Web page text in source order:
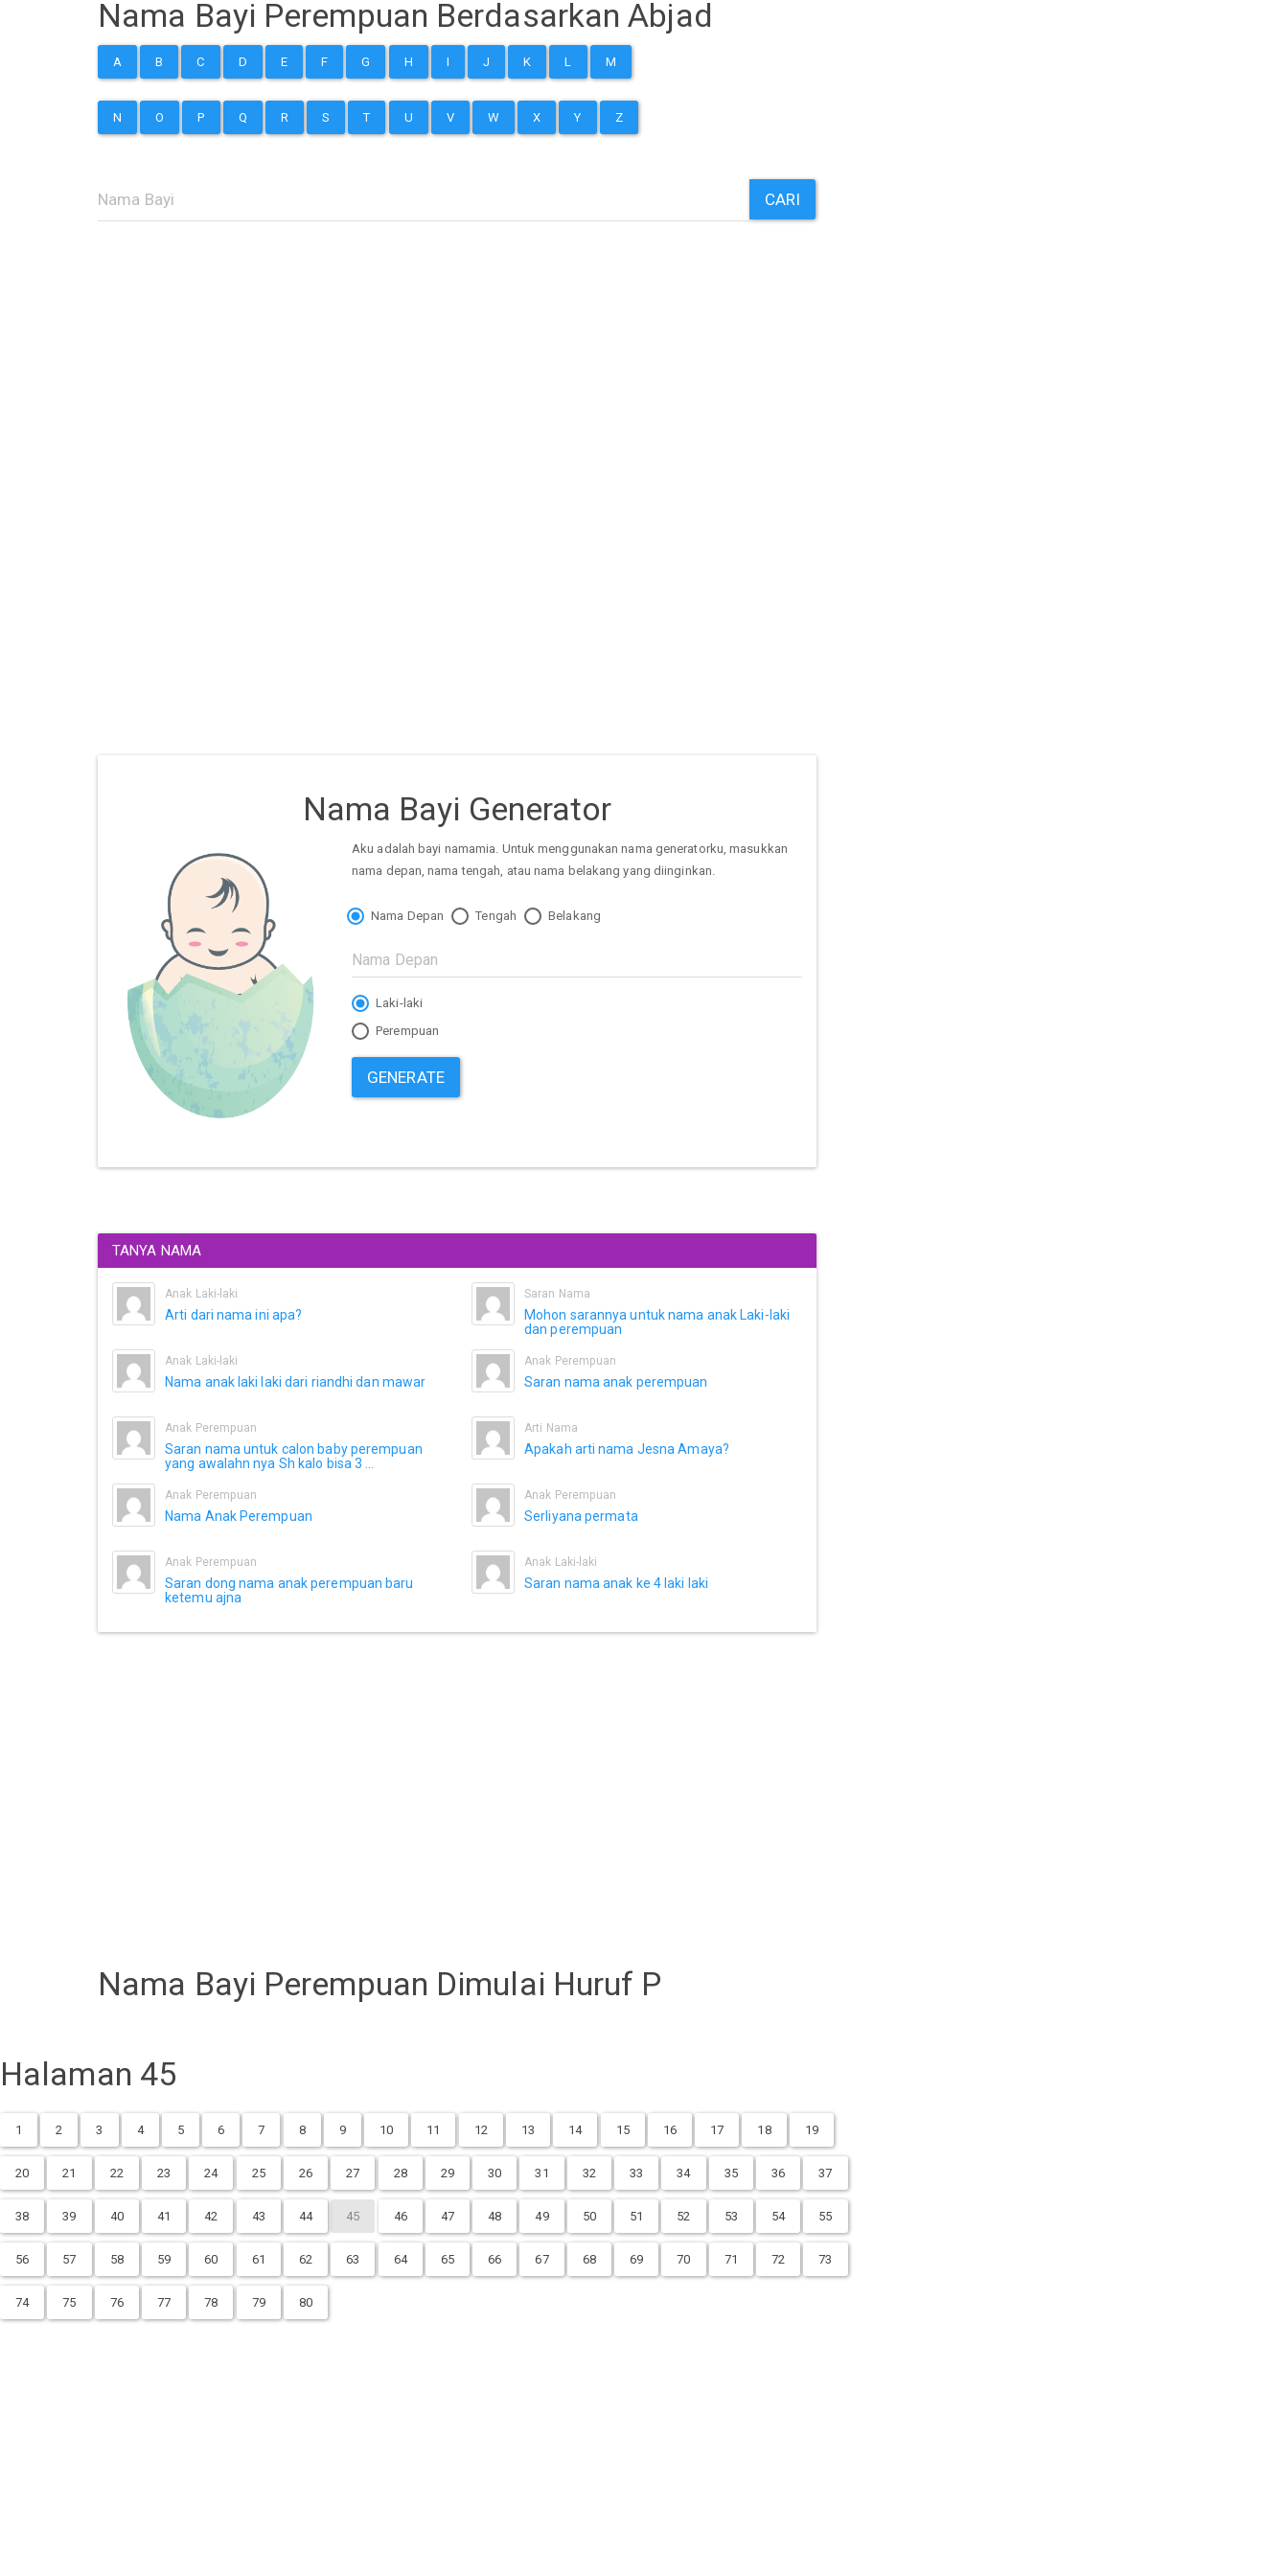
Nama Bayi Perempuan Berdasarkan Abjad
A B C D E F G H I J K L M
N O P Q R S T U V W X Y Z
CARI
Nama Bayi Generator
Aku adalah bayi namamia. Untuk menggunakan nama generatorku, masukkan
nama depan, nama tengah, atau nama belakang yang diinginkan.
Nama Depan Tengah Belakang
Laki-laki
Perempuan
GENERATE
TANYA NAMA
Anak Laki-laki
Arti dari nama ini apa?
Saran Nama
Mohon sarannya untuk nama anak Laki-laki
dan perempuan
Anak Laki-laki
Nama anak laki laki dari riandhi dan mawar
Anak Perempuan
Saran nama anak perempuan
Anak Perempuan
Saran nama untuk calon baby perempuan
yang awalahn nya Sh kalo bisa 3 ...
Arti Nama
Apakah arti nama Jesna Amaya?
Anak Perempuan
Nama Anak Perempuan
Anak Perempuan
Serliyana permata
Anak Perempuan
Saran dong nama anak perempuan baru
ketemu ajna
Anak Laki-laki
Saran nama anak ke 4 laki laki
Nama Bayi Perempuan Dimulai Huruf P
Halaman 45
1 2 3 4 5 6 7 8 9 10 11 12 13 14 15 16 17 18 19
20 21 22 23 24 25 26 27 28 29 30 31 32 33 34 35 36 37
38 39 40 41 42 43 44 45 46 47 48 49 50 51 52 53 54 55
56 57 58 59 60 61 62 63 64 65 66 67 68 69 70 71 72 73
74 75 76 77 78 79 80